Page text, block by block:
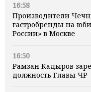
16:58
Производители
гастробренды на
России» в Москве
16:50
Рамзан Кадыров
должность Главы ЧР